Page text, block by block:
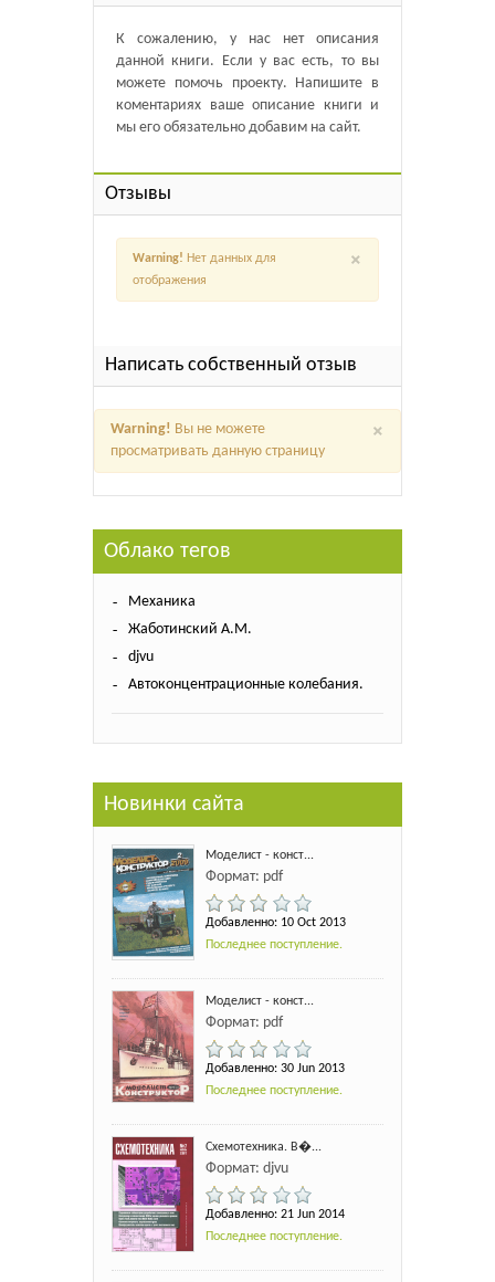
К сожалению, у нас нет описания
данной книги. Если у вас есть, то вы
можете помочь проекту. Напишите в
коментариях ваше описание книги и
мы его обязательно добавим на сайт.
Отзывы
×
Warning! Нет данных для
отображения
Написать собственный отзыв
×
Warning! Вы не можете
просматривать данную страницу
Облако тегов
Механика
Жаботинский А.М.
djvu
Автоконцентрационные колебания.
Новинки сайта
Моделист - конст...
Формат: pdf
Добавленно: 10 Oct 2013
Последнее поступление.
Моделист - конст...
Формат: pdf
Добавленно: 30 Jun 2013
Последнее поступление.
Схемотехника. В�...
Формат: djvu
Добавленно: 21 Jun 2014
Последнее поступление.